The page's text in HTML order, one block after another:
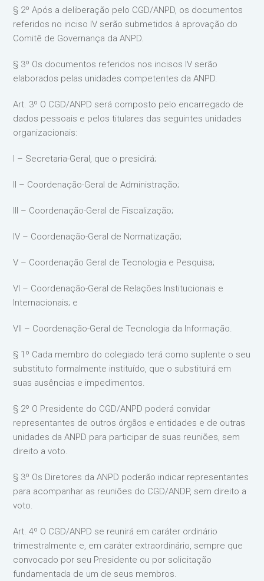
§ 2º Após a deliberação pelo CGD/ANPD, os documentos
referidos no inciso IV serão submetidos à aprovação do
Comitê de Governança da ANPD.
§ 3º Os documentos referidos nos incisos IV serão
elaborados pelas unidades competentes da ANPD.
Art. 3º O CGD/ANPD será composto pelo encarregado de
dados pessoais e pelos titulares das seguintes unidades
organizacionais:
I – Secretaria-Geral, que o presidirá;
II – Coordenação-Geral de Administração;
III – Coordenação-Geral de Fiscalização;
IV – Coordenação-Geral de Normatização;
V – Coordenação Geral de Tecnologia e Pesquisa;
VI – Coordenação-Geral de Relações Institucionais e
Internacionais; e
VII – Coordenação-Geral de Tecnologia da Informação.
§ 1º Cada membro do colegiado terá como suplente o seu
substituto formalmente instituído, que o substituirá em
suas ausências e impedimentos.
§ 2º O Presidente do CGD/ANPD poderá convidar
representantes de outros órgãos e entidades e de outras
unidades da ANPD para participar de suas reuniões, sem
direito a voto.
§ 3º Os Diretores da ANPD poderão indicar representantes
para acompanhar as reuniões do CGD/ANDP, sem direito a
voto.
Art. 4º O CGD/ANPD se reunirá em caráter ordinário
trimestralmente e, em caráter extraordinário, sempre que
convocado por seu Presidente ou por solicitação
fundamentada de um de seus membros.